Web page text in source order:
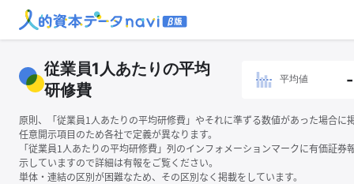
従業員1人あたりの平均
研修費
平均値
原則、「従業員1人あたりの平均研修費」やそれに準ずる数値があった場合に
任意開示項目のため各社で定義が異なります。
「従業員1人あたりの平均研修費」列のインフォメーションマークに有価証券
示していますので詳細は有報をご覧ください。
単体・連結の区別が困難なため、その区別なく掲載をしています。